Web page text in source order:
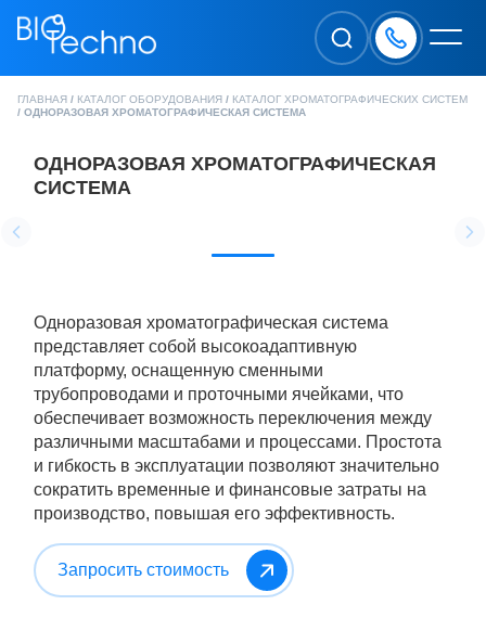
ГЛАВНАЯ / КАТАЛОГ ОБОРУДОВАНИЯ / КАТАЛОГ ХРОМАТОГРАФИЧЕСКИХ СИСТЕМ
/ ОДНОРАЗОВАЯ ХРОМАТОГРАФИЧЕСКАЯ СИСТЕМА
ОДНОРАЗОВАЯ ХРОМАТОГРАФИЧЕСКАЯ
СИСТЕМА
Одноразовая хроматографическая система
представляет собой высокоадаптивную
платформу, оснащенную сменными
трубопроводами и проточными ячейками, что
обеспечивает возможность переключения между
различными масштабами и процессами. Простота
и гибкость в эксплуатации позволяют значительно
сократить временные и финансовые затраты на
производство, повышая его эффективность.
Запросить стоимость